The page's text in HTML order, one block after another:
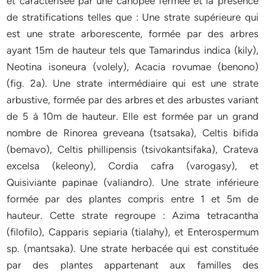
de stratifications telles que : Une strate supérieure qui
est une strate arborescente, formée par des arbres
ayant 15m de hauteur tels que Tamarindus indica (kily),
Neotina isoneura (volely), Acacia rovumae (benono)
(fig. 2a). Une strate intermédiaire qui est une strate
arbustive, formée par des arbres et des arbustes variant
de 5 à 10m de hauteur. Elle est formée par un grand
nombre de Rinorea greveana (tsatsaka), Celtis bifida
(bemavo), Celtis phillipensis (tsivokantsifaka), Crateva
excelsa (keleony), Cordia cafra (varogasy), et
Quisiviante papinae (valiandro). Une strate inférieure
formée par des plantes compris entre 1 et 5m de
hauteur. Cette strate regroupe : Azima tetracantha
(filofilo), Capparis sepiaria (tialahy), et Enterospermum
sp. (mantsaka). Une strate herbacée qui est constituée
par des plantes appartenant aux familles des